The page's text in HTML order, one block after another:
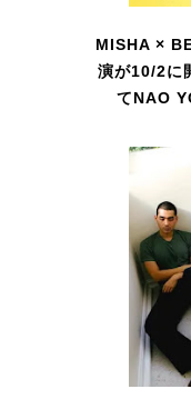
MISHA ×
演が10/2に
てNAO